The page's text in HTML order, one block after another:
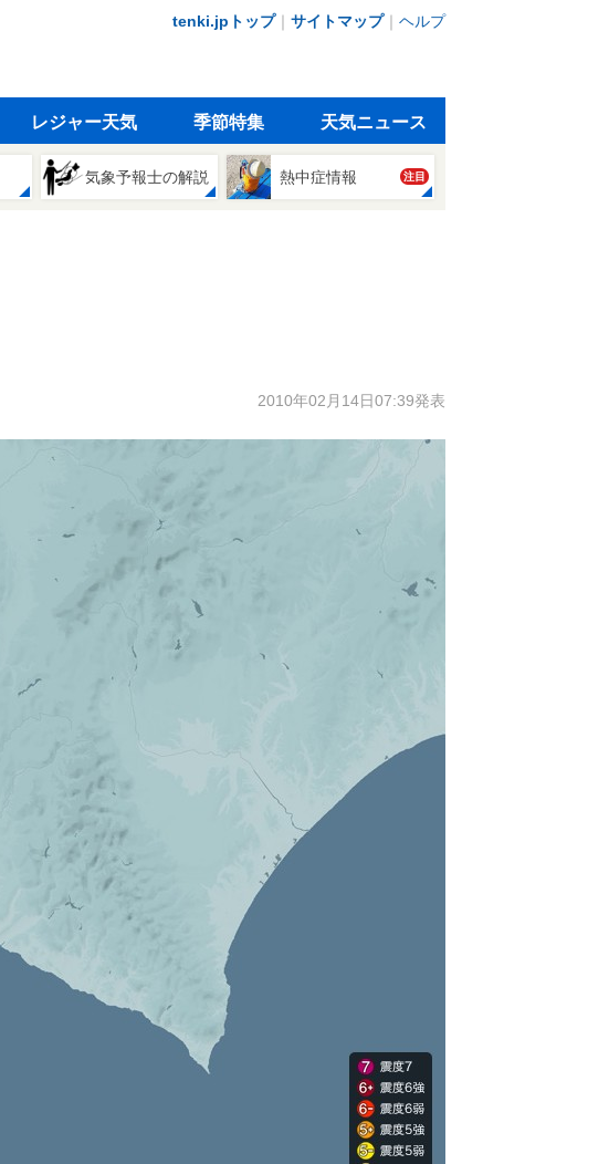
tenki.jpトップ｜ サイトマップ｜ ヘルプ
レジャー天気 季節特集 天気ニュース
気象予報士の解説 熱中症情報 注目
2010年02月14日07:39発表